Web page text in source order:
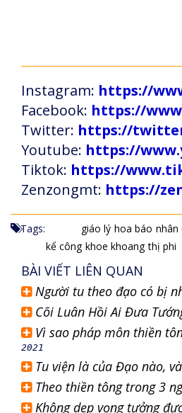
Instagram: https://
Facebook: https://
Twitter: https://
Youtube: https://
Tiktok: https://
Zenzongmt: https://
Tags: giáo lý hoa báo nhân
kể công khoe khoang thị phi
BÀI VIẾT LIÊN QUAN
Người tu theo đạo có bị
Cõi Luân Hồi Ai Đưa
Vì sao pháp môn thiền
2021
Tu viện là của Đạo nào,
Theo thiền tông trong 3
Không dẹp vọng tưởng